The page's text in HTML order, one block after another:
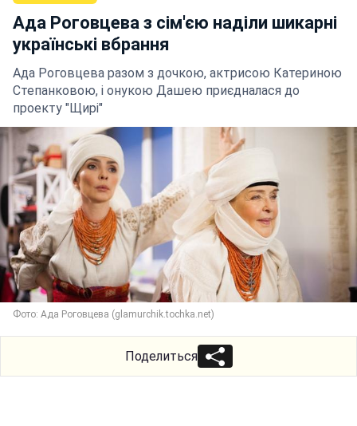
Ада Роговцева з сім'єю наділи шикарні
українські вбрання
Ада Роговцева разом з дочкою, актрисою Катериною
Степанковою, і онукою Дашею приєдналася до
проекту "Щирі"
Фото: Ада Роговцева (glamurchik.tochka.net)
Поделиться